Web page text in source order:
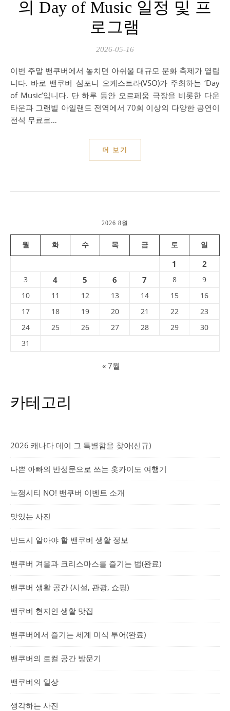
의 Day of Music 일정 및 프
로그램
2026-05-16
이번 주말 밴쿠버에서 놓치면 아쉬울 대규모 문화 축제가 열립
니다. 바로 밴쿠버 심포니 오케스트라(VSO)가 주최하는 ‘Day
of Music’입니다. 단 하루 동안 오르페움 극장을 비롯한 다운
타운과 그랜빌 아일랜드 전역에서 70회 이상의 다양한 공연이
전석 무료로…
더 보기
2026 8월
월 화 수 목 금 토 일
1 2
3 4 5 6 7 8
9
10
11 12 13 14 15
16
17
18 19 20 21 22
23
24
25 26 27 28 29
30
31
« 7월
카테고리
2026 캐나다 데이 그 특별함을 찾아(신규)
나쁜 아빠의 반성문으로 쓰는 홋카이도 여행기
노잼시티 NO! 밴쿠버 이벤트 소개
맛있는 사진
반드시 알아야 할 밴쿠버 생활 정보
밴쿠버 겨울과 크리스마스를 즐기는 법(완료)
밴쿠버 생활 공간 (시설, 관광, 쇼핑)
밴쿠버 현지인 생활 맛집
밴쿠버에서 즐기는 세계 미식 투어(완료)
밴쿠버의 로컬 공간 방문기
밴쿠버의 일상
생각하는 사진